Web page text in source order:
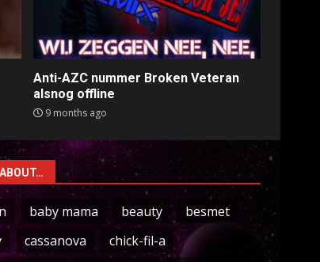
Anti-AZC nummer Broken Veteran
alsnog offline
9 months ago
baby mama beauty
besmet
cassanova
chick-fil-a